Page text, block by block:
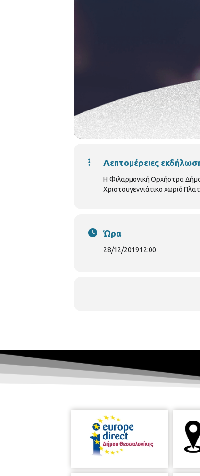
Λεπτομέρειες
H Φιλαρμονική Ορχήστρα
Χριστουγεννιάτικο χωριό
Ώρα
28/12/201912:00